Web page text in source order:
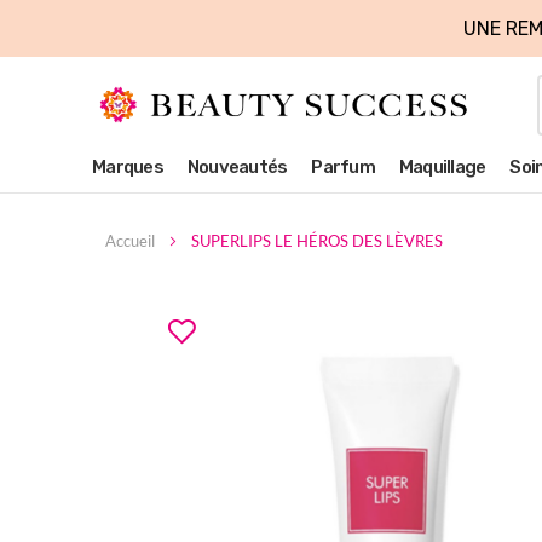
UNE
Marques Nouveautés Parfum Maquillage
Accueil SUPERLIPS LE HÉROS DES LÈVRES